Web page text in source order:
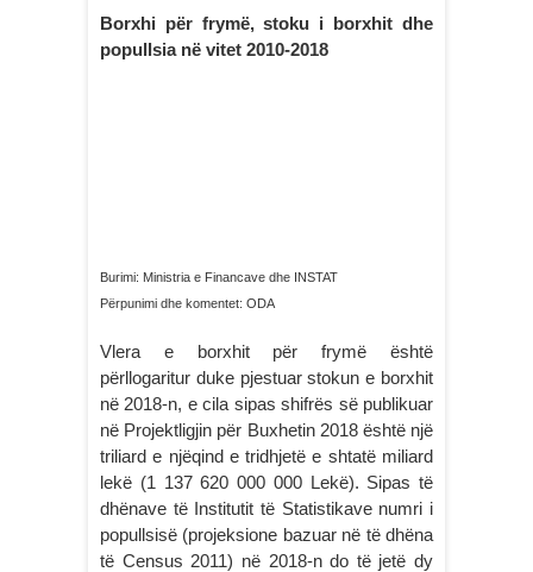
Borxhi për frymë, stoku i borxhit dhe
popullsia në vitet 2010-2018
Burimi: Ministria e Financave dhe INSTAT
Përpunimi dhe komentet: ODA
Vlera e borxhit për frymë është
përllogaritur duke pjestuar stokun e borxhit
në 2018-n, e cila sipas shifrës së publikuar
në Projektligjin për Buxhetin 2018 është një
triliard e njëqind e tridhjetë e shtatë miliard
lekë (1 137 620 000 000 Lekë). Sipas të
dhënave të Institutit të Statistikave numri i
popullsisë (projeksione bazuar në të dhëna
të Census 2011) në 2018-n do të jetë dy